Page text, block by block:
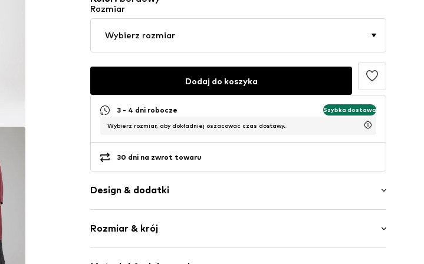
Rozmiar
Wybierz rozmiar
Dodaj do koszyka
3 - 4 dni robocze Szybka dostawa
Wybierz rozmiar, aby dokładniej oszacować czas dostawy.
30 dni na zwrot towaru
Design & dodatki
Wełna
Klasyczny płaszcz
Rozcięcie
Rozmiar & krój